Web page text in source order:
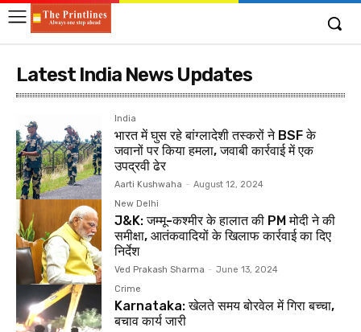
Latest India News Updates
India
भारत में घुस रहे बांग्लादेशी तस्करों ने BSF के
जवानों पर किया हमला, जवाबी कार्रवाई में एक
उपद्रवी ढेर
Aarti Kushwaha - August 12, 2024
New Delhi
J&K: जम्मू-कश्मीर के हालात की PM मोदी ने की
समीक्षा, आतंकवादियों के खिलाफ कार्रवाई का दिए
निर्देश
Ved Prakash Sharma - June 13, 2024
Crime
Karnataka: खेलते समय बोरवेल में गिरा बच्चा,
बचाव कार्य जारी